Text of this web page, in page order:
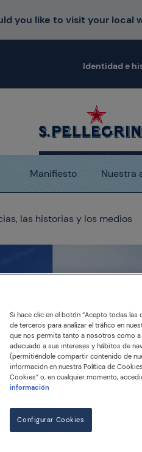
you like to visit your local
Identidad e
Manifiesto Nuestra
las historias y los medios
Si hace clic en el botón “Acepto todas
de terceros para analizar el tráfico en
que nos permita tanto a nosotros como
adecuado a sus intereses y hábitos de
(permitiéndole compartir contenido de
información en nuestra Política de
Cookies” o, en cualquier momento,
información
Configurar Cookies